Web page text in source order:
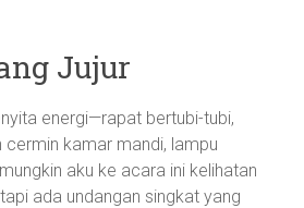
Jujur
energi—rapat bertubi-tubi,
kamar mandi, lampu
aku ke acara ini kelihatan
ada undangan singkat yang